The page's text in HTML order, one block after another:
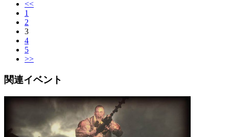
<<
1
2
3
4
5
>>
関連イベント